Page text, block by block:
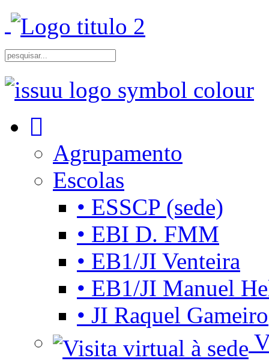
Agrupamento
Escolas
• ESSCP (sede)
• EBI D. FMM
• EB1/JI Venteira
• EB1/JI Manuel
• JI Raquel Gameiro